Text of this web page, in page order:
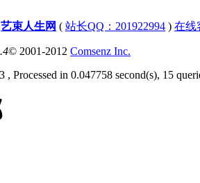
艺束人生网 ( 站长QQ：201922994 ) 在线
© 2001-2012 Comsenz Inc.
, Processed in 0.047758 second(s), 15